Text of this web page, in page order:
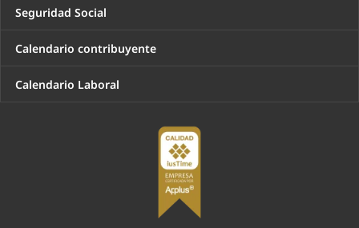
Seguridad Social
Calendario contribuyente
Calendario Laboral